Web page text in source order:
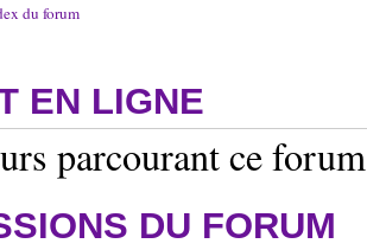
du forum
EN LIGNE
parcourant ce
DU FORUM